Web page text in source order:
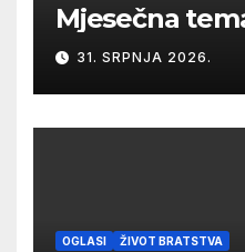
Mjesečna
31. SRPNJA 2026.
OGLASI ŽIVOT BRATSTVA